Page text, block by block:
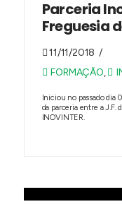
Parceria
Freguesia
11/11/2018
FORMAÇÃO,
Iniciou no passado dia
da parceria entre a J.F.
INOVINTER.